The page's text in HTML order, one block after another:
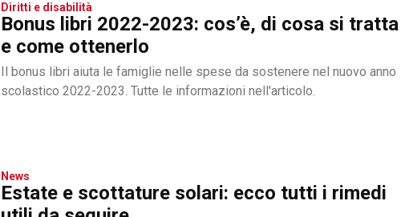
Diritti e disabilità
Bonus libri 2022-2023: cos’è, di cosa si tratta
e come ottenerlo
Il bonus libri aiuta le famiglie nelle spese da sostenere nel nuovo anno
scolastico 2022-2023. Tutte le informazioni nell'articolo.
News
Estate e scottature solari: ecco tutti i rimedi